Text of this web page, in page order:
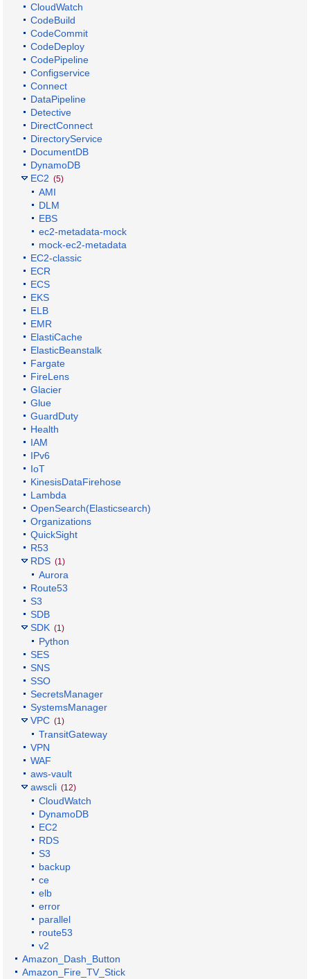
CloudWatch
CodeBuild
CodeCommit
CodeDeploy
CodePipeline
Configservice
Connect
DataPipeline
Detective
DirectConnect
DirectoryService
DocumentDB
DynamoDB
EC2 (5)
AMI
DLM
EBS
ec2-metadata-mock
mock-ec2-metadata
EC2-classic
ECR
ECS
EKS
ELB
EMR
ElastiCache
ElasticBeanstalk
Fargate
FireLens
Glacier
Glue
GuardDuty
Health
IAM
IPv6
IoT
KinesisDataFirehose
Lambda
OpenSearch(Elasticsearch)
Organizations
QuickSight
R53
RDS (1)
Aurora
Route53
S3
SDB
SDK (1)
Python
SES
SNS
SSO
SecretsManager
SystemsManager
VPC (1)
TransitGateway
VPN
WAF
aws-vault
awscli (12)
CloudWatch
DynamoDB
EC2
RDS
S3
backup
ce
elb
error
parallel
route53
v2
Amazon_Dash_Button
Amazon_Fire_TV_Stick